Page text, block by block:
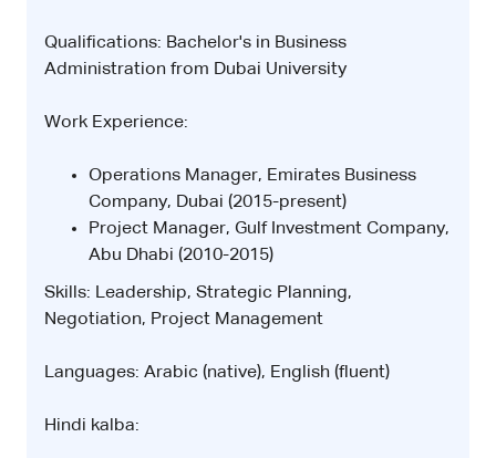
Qualifications: Bachelor's in Business
Administration from Dubai University
Work Experience:
Operations Manager, Emirates Business
Company, Dubai (2015-present)
Project Manager, Gulf Investment Company,
Abu Dhabi (2010-2015)
Skills: Leadership, Strategic Planning,
Negotiation, Project Management
Languages: Arabic (native), English (fluent)
Hindi kalba: